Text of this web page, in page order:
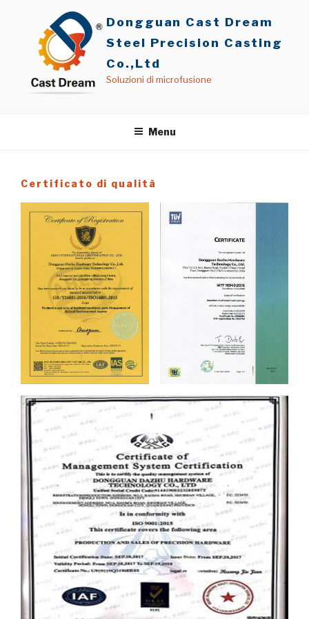
contenuto
Dongguan Cast Dream
Steel Precision Casting
Co.,Ltd
Soluzioni di microfusione
Menu
Certificato di qualità